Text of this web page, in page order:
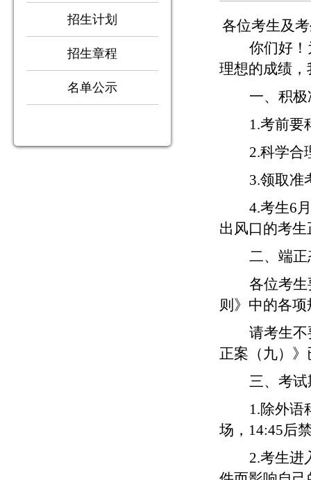
招生计划
招生章程
名单公示
各位考生及
你们好
理想的成绩
一、积
1.考前要
2.科学合
3.领取准
4.考生6
出风口的考
二、端
各位考
则》中的各
请考生
正案（九）
三、考
1.除外语
场，14:45后
2.考生进